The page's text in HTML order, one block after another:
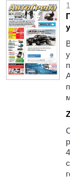
Наши
Статьи